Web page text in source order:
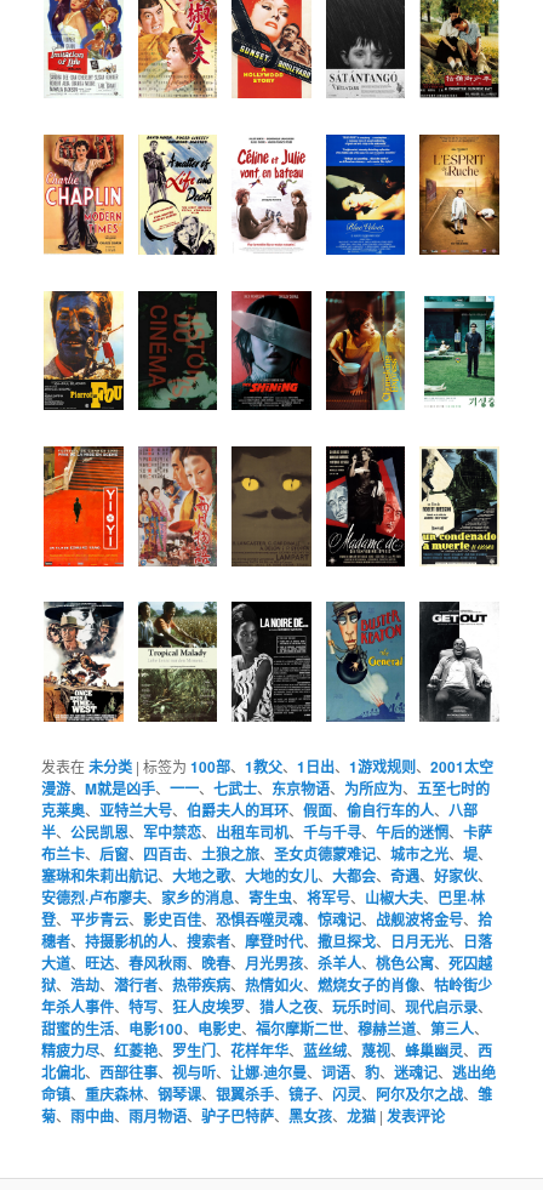
发表在未分类 |标签为 100部、1教父、1日出、1游戏规则、2001太空
漫游、M就是凶手、一一、七武士、 东京物语、 为所应为、五至七时的
克莱奥、亚特兰大号、伯爵夫人的耳环、假面、偷自行车的人、八部
半、公民凯恩、 军中禁恋、 出租车司机、千与千寻、午后的迷惘、卡萨
布兰卡、 后窗、 四百击、土狼之旅、圣女贞德蒙难记、城市之光、堤、
塞琳和朱莉出航记、大地之歌、大地的女儿、大都会、奇遇、好家伙、
安德烈·卢布廖夫、 家乡的消息、寄生虫、将军号、 山椒大夫、 巴里·林
登、平步青云、影史百佳、恐惧吞噬灵魂、惊魂记、 战舰波将金号、拾
穗者、持摄影机的人、搜索者、摩登时代、撒旦探戈、 日月无光、
日落
大道、 旺达、春风秋雨、 晚春、 月光男孩、杀羊人、桃色公寓、死囚越
狱、浩劫、潜行者、热带疾病、热情如火、燃烧女子的肖像、牯岭街少
年杀人事件、特写、狂人皮埃罗、猎人之夜、玩乐时间、现代启示录、
甜蜜的生活、 电影100、 电影史、福尔摩斯二世、穆赫兰道、第三人、
精疲力尽、红菱艳、 罗生门、花样年华、蓝丝绒、蔑视、蜂巢幽灵、西
北偏北、西部往事、视与听、让娜·迪尔曼、词语、豹、迷魂记、逃出绝
命镇、重庆森林、钢琴课、银翼杀手、镜子、 闪灵、 阿尔及尔之战、雏
菊、雨中曲、雨月物语、驴子巴特萨、黑女孩、龙猫 |发表评论